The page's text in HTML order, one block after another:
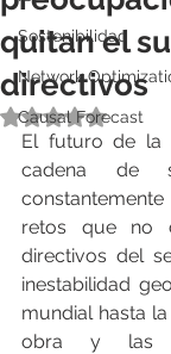
Sostenibilidad
Network
Causal Forecast
quitan el
directivos
Obtuvo NaN
El futuro de la
cadena de
retos que no
directivos del
inestabilidad
mundial hasta
obra y las